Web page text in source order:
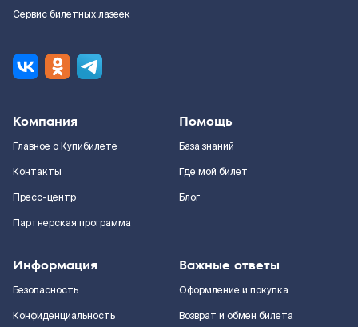
Сервис билетных лазеек
Компания
Главное о Купибилете
Контакты
Пресс-центр
Партнерская программа
Помощь
База знаний
Где мой билет
Блог
Информация
Безопасность
Конфиденциальность
Важные ответы
Оформление и покупка
Возврат и обмен билета